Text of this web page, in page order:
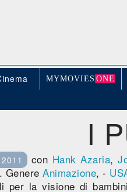
MYMOVIE S ONE
I
con Hank Azaria,
Genere Animazione, -
per la visione di